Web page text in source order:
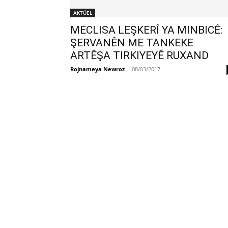
AKTÜEL
MECLISA LEŞKERÎ YA MINBICÊ:
ŞERVANÊN ME TANKEKE
ARTÊŞA TIRKIYEYÊ RUXAND
Rojnameya Newroz - 08/03/2017